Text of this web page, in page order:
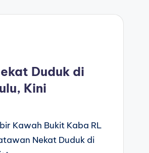
Duduk di
Kini
Kawah Bukit Kaba RL
Nekat Duduk di